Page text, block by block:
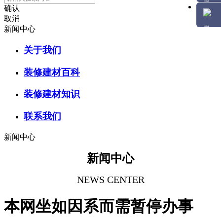
确认
取消
新闻中心
关于我们
装修建材百科
装修建材知识
联系我们
新闻中心
新闻中心
NEWS CENTER
本网坐如因系而需暂停办事